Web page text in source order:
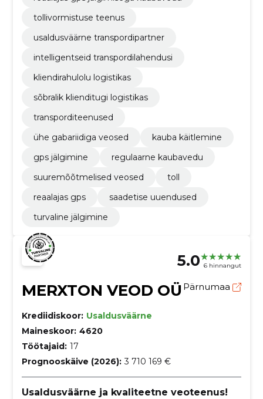
tollivormistuse teenus
usaldusväärne transpordipartner
intelligentseid transpordilahendusi
kliendirahulolu logistikas
sõbralik klienditugi logistikas
transporditeenused
ühe gabariidiga veosed
kauba käitlemine
gps jälgimine
regulaarne kaubavedu
suuremõõtmelised veosed
toll
reaalajas gps
saadetise uuendused
turvaline jälgimine
5.0 6 hinnangut
MERXTON VEOD OÜ Pärnumaa
Krediidiskoor: Usaldusväärne
Maineskoor: 4620
Töötajaid: 17
Prognooskäive (2026): 3 710 169 €
Usaldusväärne ja kvaliteetne veoteenus!